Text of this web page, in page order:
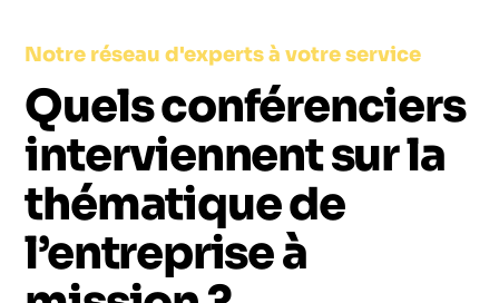
Notre réseau d'experts à votre service
Quels conférenciers
interviennent sur la
thématique de
l’entreprise à